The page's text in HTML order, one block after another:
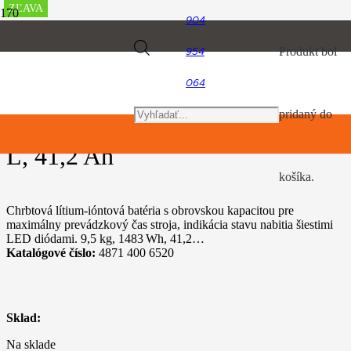
904
954
064
Products
search
Produktbol
pridaný do
košíka.
Akumulátorový program
Chrbtový akumulátor AR 3000
L, 41,2 Ah
Chrbtová lítium-ióntová batéria s obrovskou kapacitou pre
maximálny prevádzkový čas stroja, indikácia stavu nabitia šiestimi
LED diódami. 9,5 kg, 1483 Wh, 41,2…
Katalógové číslo: 4871 400 6520
Sklad:
Na sklade
ZĽAVA
ZĽAVA
ZĽAVA
ZĽAVA
ZĽAVA
ZĽAVA
ZĽAVA
ZĽAVA
ZĽAVA
ZĽAVA